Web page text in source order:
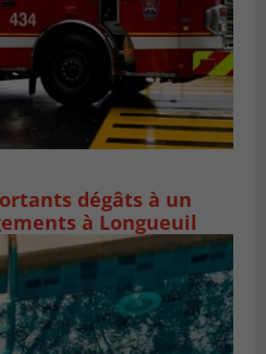
dégâts à un
à Longueuil